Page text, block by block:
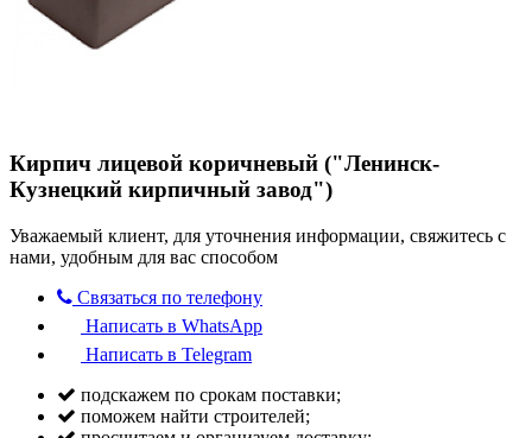
Кирпич лицевой коричневый ("Ленинск-
Кузнецкий кирпичный завод")
Уважаемый клиент, для уточнения информации, свяжитесь с
нами, удобным для вас способом
Связаться по телефону
Написать в WhatsApp
Написать в Telegram
подскажем по срокам поставки;
поможем найти строителей;